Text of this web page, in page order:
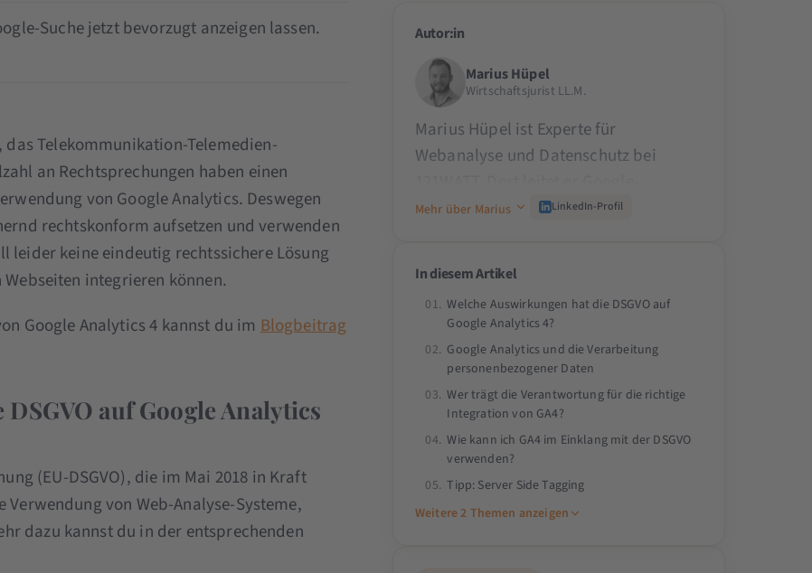
Suche jetzt bevorzugt anzeigen lassen.
Telekommunikation-Telemedien-
an Rechtsprechungen haben einen
von Google Analytics. Deswegen
rechtskonform aufsetzen und verwenden
leider keine eindeutig rechtssichere Lösung
integrieren können.
Google Analytics 4 kannst du imBlogbeitrag
auf Google Analytics
(EU-DSGVO), die im Mai 2018 in Kraft
von Web-Analyse-Systeme,
dazu kannst du in der entsprechenden
Autor:in
Marius Hüpel
Wirtschaftsjurist LL.M.
Marius Hüpel ist Experte für
Webanalyse und Datenschutz bei
Analytics- und Matomo-Projekte und
leidenschaftlicher Datenschutzexperte
deckt er dabei auch die rechtlichen
Aspekte umfassend ab. Marius ist ein
gefragter Berater und Redner auf
Konferenzen. Kunden wie die SCHOTT
AG und REHAU schätzen sein
praxisorientiertes Know-how.
Mehr über Marius LinkedIn-Profil
In diesem Artikel
Welche Auswirkungen hat die DSGVO auf
Google Analytics 4?
Google Analytics und die Verarbeitung
personenbezogener Daten
Wer trägt die Verantwortung für die richtige
Integration von GA4?
Wie kann ich GA4 im Einklang mit der DSGVO
verwenden?
Tipp: Server Side Tagging
Weitere 2 Themen anzeigen